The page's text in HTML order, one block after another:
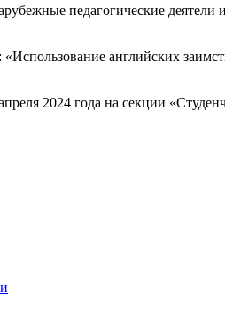
педагогические
английских
2024 года на секции